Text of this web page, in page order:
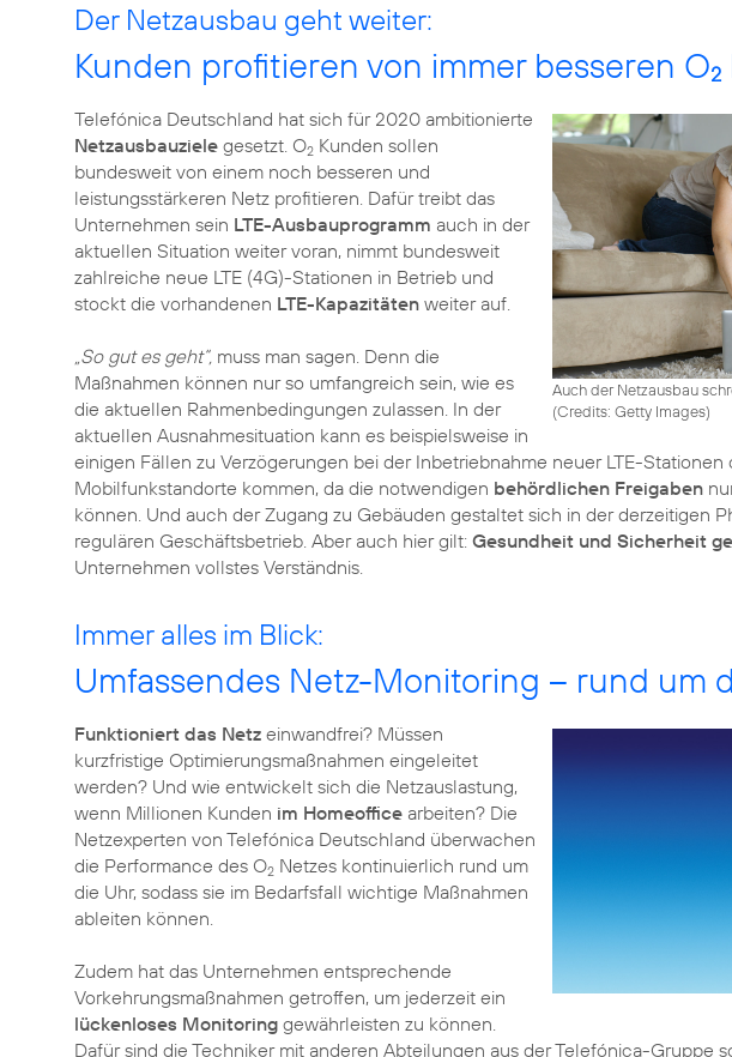
Der Netzausbau geht weiter:
Kunden profitieren von immer besseren O2
Auch der Netzausbau
(Credits: Getty Images)
Telefónica Deutschland hat sich für 2020 ambitionierte
Netzausbauziele gesetzt. O2 Kunden sollen
bundesweit von einem noch besseren und
leistungsstärkeren Netz profitieren. Dafür treibt das
Unternehmen sein LTE-Ausbauprogramm auch in der
aktuellen Situation weiter voran, nimmt bundesweit
zahlreiche neue LTE (4G)-Stationen in Betrieb und
stockt die vorhandenen LTE-Kapazitäten weiter auf.
„So gut es geht“, muss man sagen. Denn die
Maßnahmen können nur so umfangreich sein, wie es
die aktuellen Rahmenbedingungen zulassen. In der
aktuellen Ausnahmesituation kann es beispielsweise in
einigen Fällen zu Verzögerungen bei der Inbetriebnahme neuer LTE-
Mobilfunkstandorte kommen, da die notwendigen behördlichen Freigaben
können. Und auch der Zugang zu Gebäuden gestaltet sich in der derzeitigen
regulären Geschäftsbetrieb. Aber auch hier gilt: Gesundheit und Sicherheit
Immer alles im Blick:
Umfassendes Netz-Monitoring – rund um
Funktioniert das Netz einwandfrei? Müssen
kurzfristige Optimierungsmaßnahmen eingeleitet
werden? Und wie entwickelt sich die Netzauslastung,
wenn Millionen Kunden im Homeoffice arbeiten? Die
Netzexperten von Telefónica Deutschland überwachen
die Performance des O2 Netzes kontinuierlich rund um
die Uhr, sodass sie im Bedarfsfall wichtige Maßnahmen
ableiten können.
Zudem hat das Unternehmen entsprechende
Vorkehrungsmaßnahmen getroffen, um jederzeit ein
lückenloses Monitoring gewährleisten zu können.
Dafür sind die Techniker mit anderen Abteilungen aus der Telefónica-Gruppe